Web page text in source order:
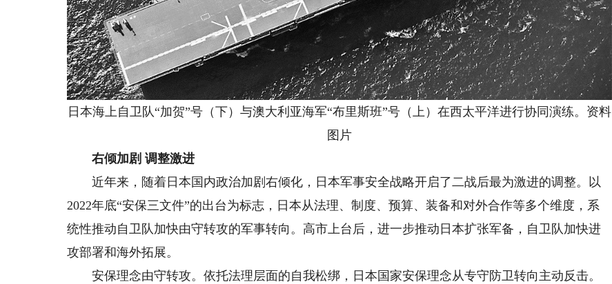
日本海上自卫队“加贺”号（下）与澳大利亚海军“布里斯班”号（上）在西太平洋进行协同演练。资料
图片
右倾加剧 调整激进
近年来，随着日本国内政治加剧右倾化，日本军事安全战略开启了二战后最为激进的调整。以
2022年底“安保三文件”的出台为标志，日本从法理、制度、预算、装备和对外合作等多个维度，系
统性推动自卫队加快由守转攻的军事转向。高市上台后，进一步推动日本扩张军备，自卫队加快进
攻部署和海外拓展。
安保理念由守转攻。依托法理层面的自我松绑，日本国家安保理念从专守防卫转向主动反击。